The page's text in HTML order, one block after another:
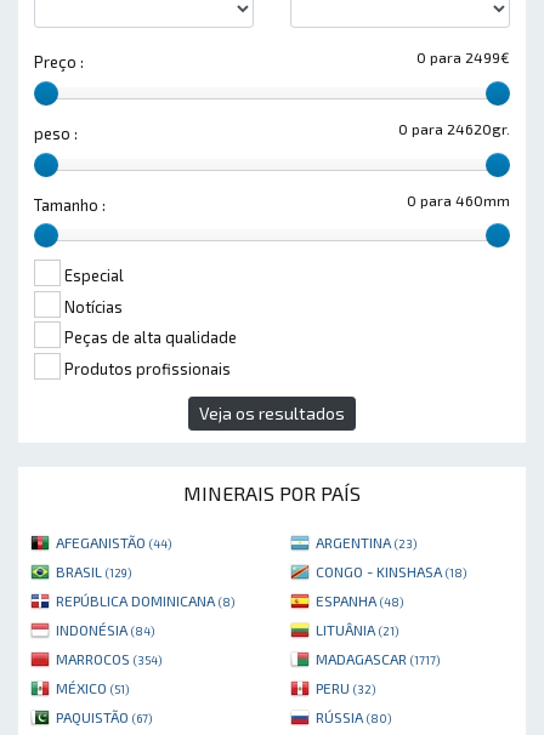
0 para 2499€
Preço :
0 para 24620gr.
peso :
0 para 460mm
Tamanho :
Especial
Notícias
Peças de alta qualidade
Produtos profissionais
Veja os resultados
MINERAIS POR PAÍS
AFEGANISTÃO (44) ARGENTINA (23)
BRASIL (129) CONGO - KINSHASA (18)
REPÚBLICA DOMINICANA (8) ESPANHA (48)
INDONÉSIA (84) LITUÂNIA (21)
MARROCOS (354) MADAGASCAR (1717)
MÉXICO (51) PERU (32)
PAQUISTÃO (67) RÚSSIA (80)